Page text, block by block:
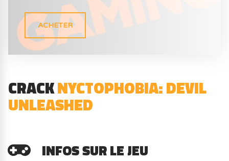
ACHETER
CRACKNYCTOPHOBIA: DEVIL
UNLEASHED
INFOS SUR LE JEU